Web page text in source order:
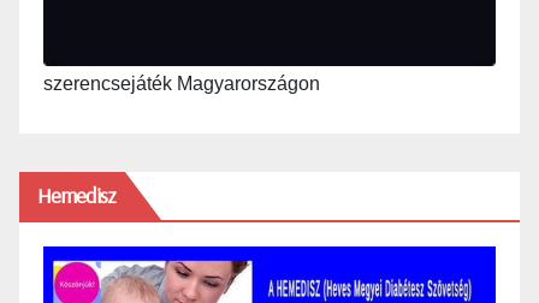
szerencsejáték Magyarországon
Hemedisz